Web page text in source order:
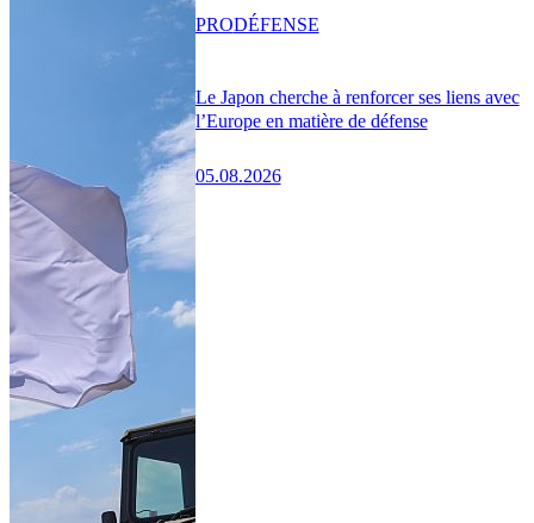
Le Japon cherche à renforcer ses liens avec
l’Europe en matière de défense
05.08.2026
PRODÉFENSE